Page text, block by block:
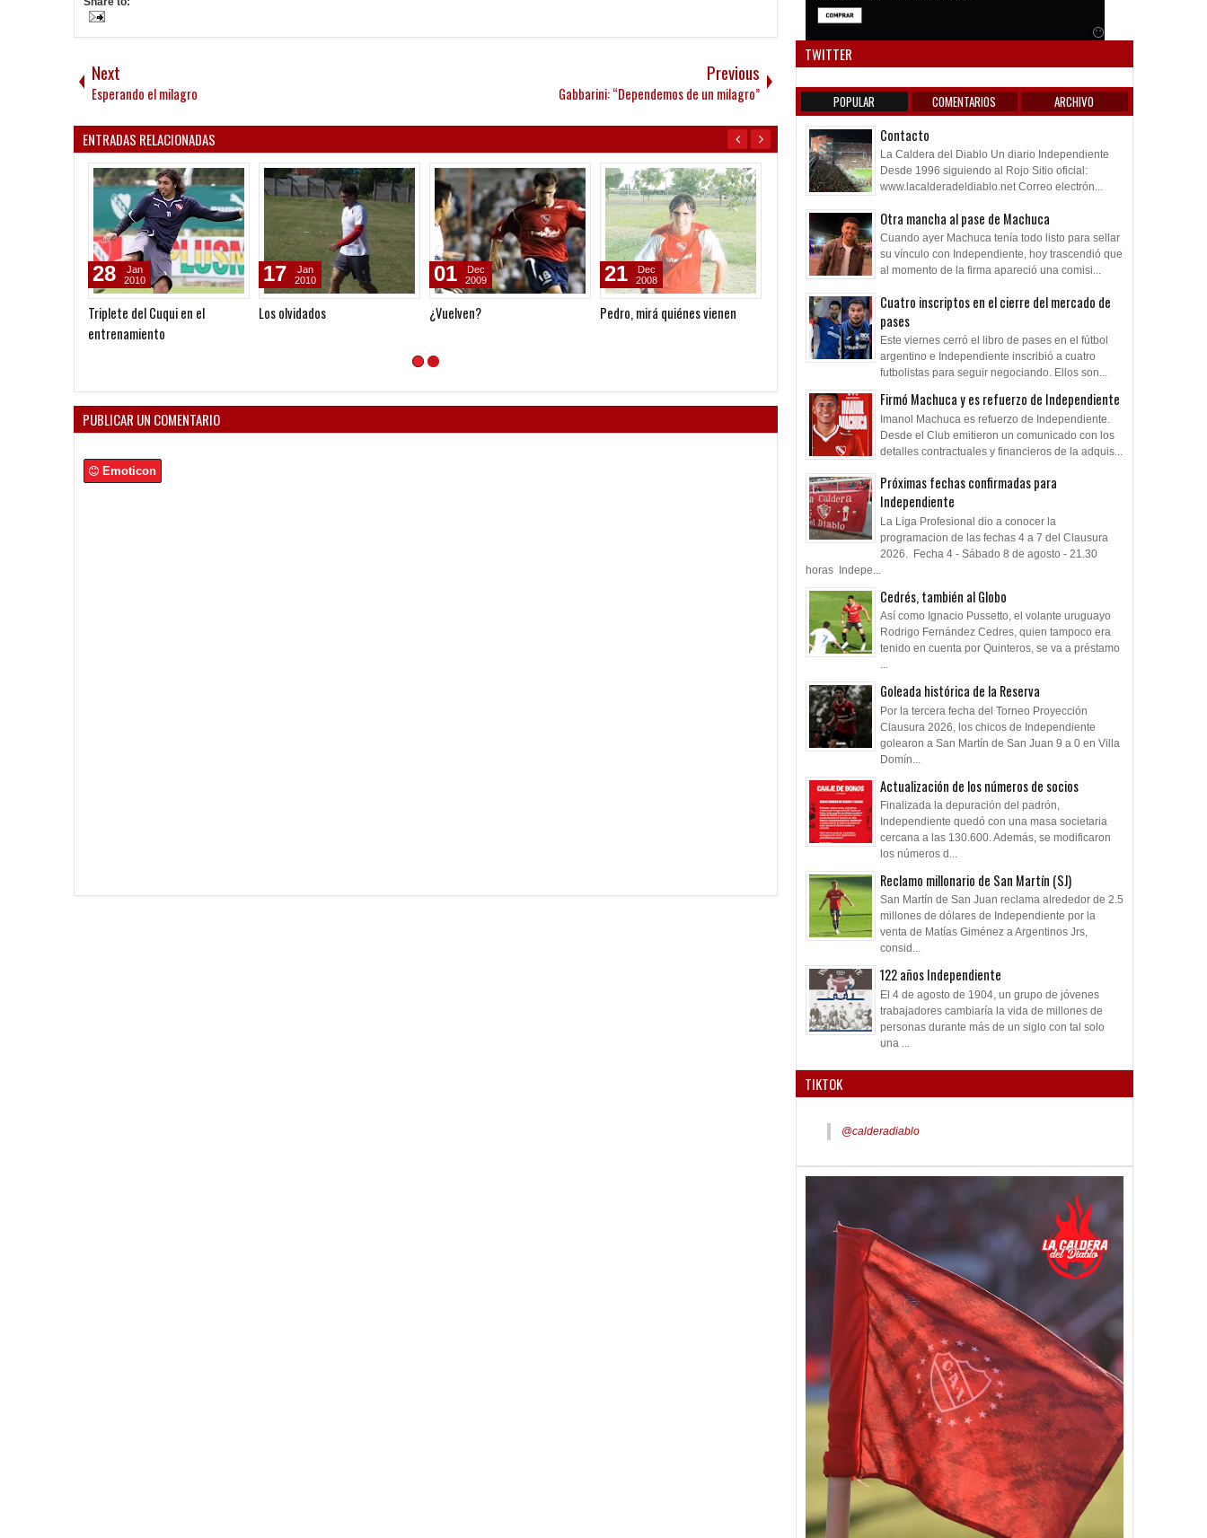
Next
Esperando el milagro
Previous
Gabbarini: “Dependemos de un milagro”
ENTRADAS RELACIONADAS
Triplete del Cuqui en el
entrenamiento
28
Jan
2010
Los olvidados
17
Jan
2010
¿Vuelven?
01
Dec
2009
Pedro, mirá quiénes vienen
21
Dec
2008
Mercadito de bajas y regresos
Dec
2008
Los ex futbolistas también
apoyan
27
Apr
PUBLICAR UN COMENTARIO
Emoticon
TWITTER
POPULAR COMENTARIOS ARCHIVO
Contacto
La Caldera del Diablo Un diario Independiente
Desde 1996 siguiendo al Rojo Sitio oficial:
www.lacalderadeldiablo.net Correo electrón...
Otra mancha al pase de Machuca
Cuando ayer Machuca tenía todo listo para sellar
su vínculo con Independiente, hoy trascendió que
al momento de la firma apareció una comisi...
Cuatro inscriptos en el cierre del mercado de
pases
Este viernes cerró el libro de pases en el fútbol
argentino e Independiente inscribió a cuatro
futbolistas para seguir negociando. Ellos son...
Firmó Machuca y es refuerzo de Independiente
Imanol Machuca es refuerzo de Independiente.
Desde el Club emitieron un comunicado con los
detalles contractuales y financieros de la adquis...
Próximas fechas confirmadas para
Independiente
La Liga Profesional dio a conocer la
programacion de las fechas 4 a 7 del Clausura
2026. Fecha 4 - Sábado 8 de agosto - 21.30
horas Indepe...
Cedrés, también al Globo
Así como Ignacio Pussetto, el volante uruguayo
Rodrigo Fernández Cedres, quien tampoco era
tenido en cuenta por Quinteros, se va a préstamo
...
Goleada histórica de la Reserva
Por la tercera fecha del Torneo Proyección
Clausura 2026, los chicos de Independiente
golearon a San Martín de San Juan 9 a 0 en Villa
Domín...
Actualización de los números de socios
Finalizada la depuración del padrón,
Independiente quedó con una masa societaria
cercana a las 130.600. Además, se modificaron
los números d...
Reclamo millonario de San Martín (SJ)
San Martín de San Juan reclama alrededor de 2.5
millones de dólares de Independiente por la
venta de Matías Giménez a Argentinos Jrs,
consid...
122 años Independiente
El 4 de agosto de 1904, un grupo de jóvenes
trabajadores cambiaría la vida de millones de
personas durante más de un siglo con tal solo
una ...
TIKTOK
@calderadiablo